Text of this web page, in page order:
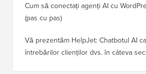
Cum să conectați agenți AI cu
(pas cu pas)
Vă prezentăm HelpJet: Chatbotul AI
întrebărilor clienților dvs. în câteva